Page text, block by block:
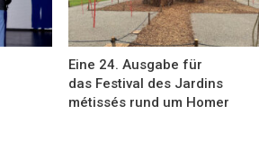
Eine 24. Ausgabe für
das Festival des Jardins
métissés rund um Homer